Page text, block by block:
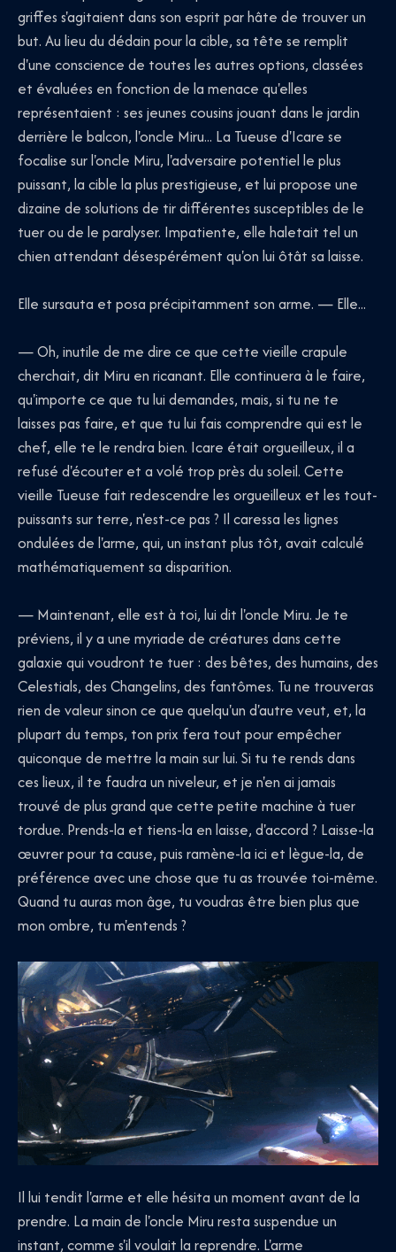
griffes s'agitaient dans son esprit par hâte de trouver un
but. Au lieu du dédain pour la cible, sa tête se remplit
d'une conscience de toutes les autres options, classées
et évaluées en fonction de la menace qu'elles
représentaient : ses jeunes cousins jouant dans le jardin
derrière le balcon, l'oncle Miru... La Tueuse d'Icare se
focalise sur l'oncle Miru, l'adversaire potentiel le plus
puissant, la cible la plus prestigieuse, et lui propose une
dizaine de solutions de tir différentes susceptibles de le
tuer ou de le paralyser. Impatiente, elle haletait tel un
chien attendant désespérément qu'on lui ôtât sa laisse.
Elle sursauta et posa précipitamment son arme. — Elle...
— Oh, inutile de me dire ce que cette vieille crapule
cherchait, dit Miru en ricanant. Elle continuera à le faire,
qu'importe ce que tu lui demandes, mais, si tu ne te
laisses pas faire, et que tu lui fais comprendre qui est le
chef, elle te le rendra bien. Icare était orgueilleux, il a
refusé d'écouter et a volé trop près du soleil. Cette
vieille Tueuse fait redescendre les orgueilleux et les tout-
puissants sur terre, n'est-ce pas ? Il caressa les lignes
ondulées de l'arme, qui, un instant plus tôt, avait calculé
mathématiquement sa disparition.
— Maintenant, elle est à toi, lui dit l'oncle Miru. Je te
préviens, il y a une myriade de créatures dans cette
galaxie qui voudront te tuer : des bêtes, des humains, des
Celestials, des Changelins, des fantômes. Tu ne trouveras
rien de valeur sinon ce que quelqu'un d'autre veut, et, la
plupart du temps, ton prix fera tout pour empêcher
quiconque de mettre la main sur lui. Si tu te rends dans
ces lieux, il te faudra un niveleur, et je n'en ai jamais
trouvé de plus grand que cette petite machine à tuer
tordue. Prends-la et tiens-la en laisse, d'accord ? Laisse-la
œuvrer pour ta cause, puis ramène-la ici et lègue-la, de
préférence avec une chose que tu as trouvée toi-même.
Quand tu auras mon âge, tu voudras être bien plus que
mon ombre, tu m'entends ?
Il lui tendit l'arme et elle hésita un moment avant de la
prendre. La main de l'oncle Miru resta suspendue un
instant, comme s'il voulait la reprendre. L'arme